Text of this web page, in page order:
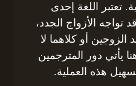
تعتبر اللغة إحدى
تواجه الأزواج الجدد،
أو كلاهما لا
يأتي دور المترجمين
هذه العملية.